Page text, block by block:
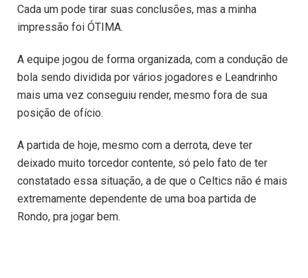
Cada um pode tirar suas conclusões, mas a minha
impressão foi ÓTIMA.
A equipe jogou de forma organizada, com a condução de
bola sendo dividida por vários jogadores e Leandrinho
mais uma vez conseguiu render, mesmo fora de sua
posição de ofício.
A partida de hoje, mesmo com a derrota, deve ter
deixado muito torcedor contente, só pelo fato de ter
constatado essa situação, a de que o Celtics não é mais
extremamente dependente de uma boa partida de
Rondo, pra jogar bem.